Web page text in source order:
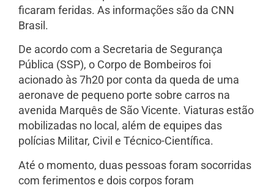
ficaram feridas. As informações são da CNN
Brasil.
De acordo com a Secretaria de Segurança
Pública (SSP), o Corpo de Bombeiros foi
acionado às 7h20 por conta da queda de uma
aeronave de pequeno porte sobre carros na
avenida Marquês de São Vicente. Viaturas estão
mobilizadas no local, além de equipes das
polícias Militar, Civil e Técnico-Científica.
Até o momento, duas pessoas foram socorridas
com ferimentos e dois corpos foram